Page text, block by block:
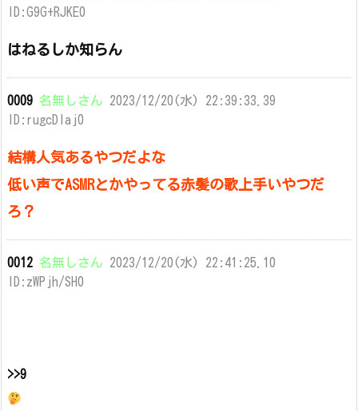
ID:G9G+RJKE0
はねるしか知らん
0009 名無しさん 2023/12/20(水) 22:39:33.39
ID:rugcDlaj0
結構人気あるやつだよな
低い声でASMRとかやってる赤髪の歌上手いやつだ
ろ？
0012 名無しさん 2023/12/20(水) 22:41:25.10
ID:zWPjh/SH0
>>9